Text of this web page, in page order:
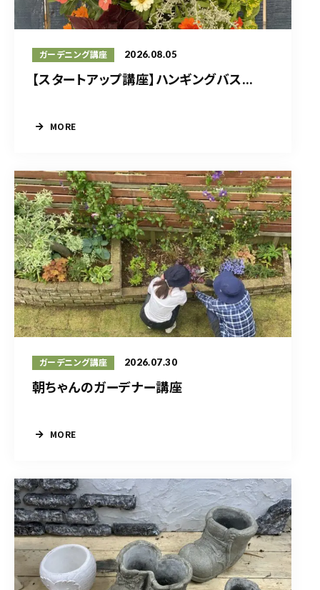
ガーデニング講座 2026.08.05
【スタートアップ講座】ハンギングバス...
MORE
ガーデニング講座 2026.07.30
朝ちゃんのガーデナー講座
MORE